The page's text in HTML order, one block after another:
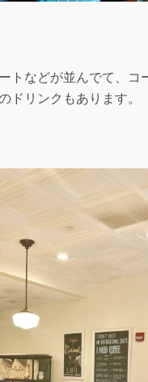
トなどが並んでて、コ
ドリンクもあります。